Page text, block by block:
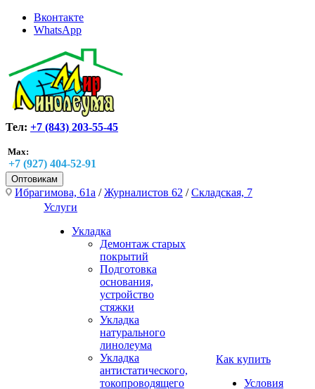
Вконтакте
WhatsApp
Тел: +7 (843) 203-55-45
Max:
+7 (927) 404-52-91
Оптовикам
Ибрагимова, 61а /Журналистов 62 /Складская, 7
Услуги
Укладка
Демонтаж старых
покрытий
Подготовка
основания,
устройство
стяжки
Укладка
натурального
линолеума
Укладка
антистатического,
токопроводящего
Как купить
Условия